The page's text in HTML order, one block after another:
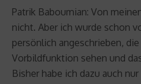
Patrik Baboumian: Von
nicht. Aber ich wurde schon
persönlich angeschrieben,
Vorbildfunktion sehen und
Bisher habe ich dazu auch